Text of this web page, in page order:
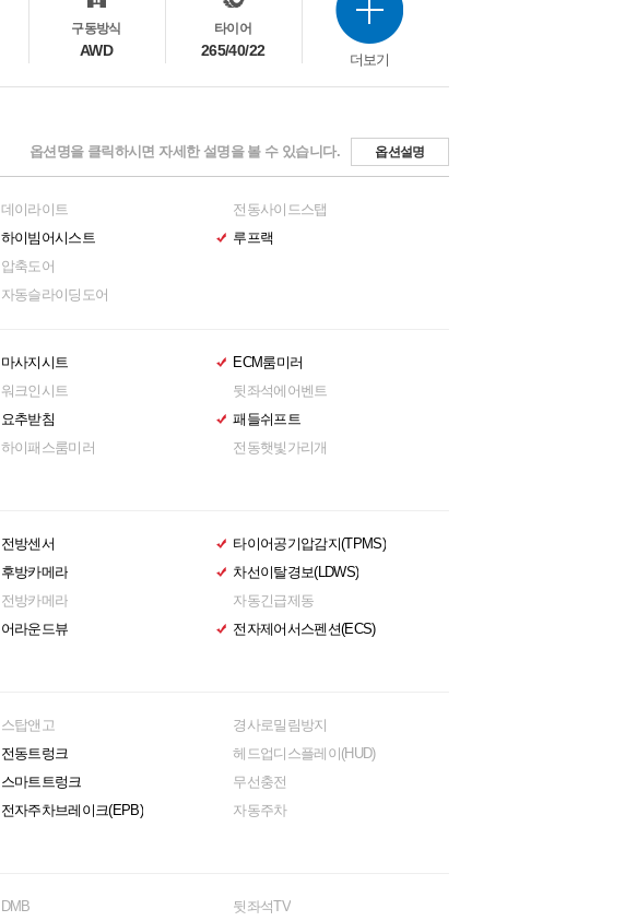
구동방식
AWD
타이어
265/40/22
더보기
옵션명을 클릭하시면 자세한 설명을 볼 수 있습니다. 옵션설명
데이라이트
하이빔어시스트
압축도어
자동슬라이딩도어
전동사이드스탭
루프랙
마사지시트
워크인시트
요추받침
하이패스룸미러
ECM룸미러
뒷좌석에어벤트
패들쉬프트
전동햇빛가리개
전방센서
후방카메라
전방카메라
어라운드뷰
타이어공기압감지(TPMS)
차선이탈경보(LDWS)
자동긴급제동
전자제어서스펜션(ECS)
스탑앤고
전동트렁크
스마트트렁크
전자주차브레이크(EPB)
경사로밀림방지
헤드업디스플레이(HUD)
무선충전
자동주차
DMB
뒷좌석TV